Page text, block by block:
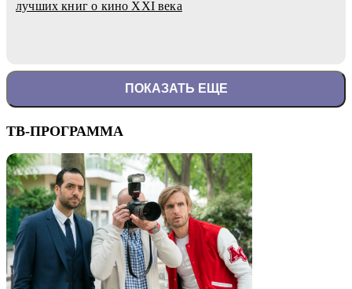
лучших книг о кино XXI века
ПОКАЗАТЬ ЕЩЕ
ТВ-ПРОГРАММА